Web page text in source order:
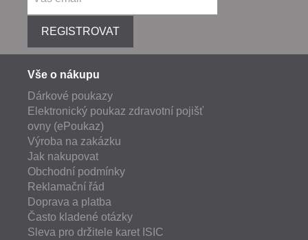
REGISTROVAT
Vše o nákupu
Dárkové poukazy
Elektronický poukaz zdravotní pojišť
ovny (ePoukaz)
Výroba na zakázku
Jak nakupovat
Obchodní podmínky
Reklamační řád
Doprava a platba
Často kladené otázky
Sleva pro držitele karet ISIC